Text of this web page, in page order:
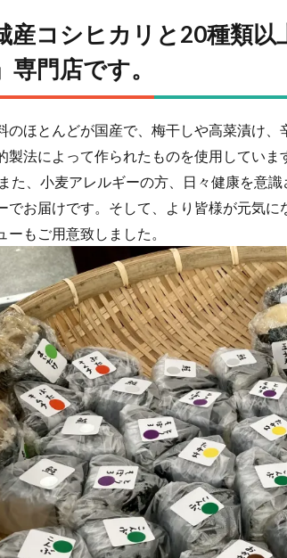
産コシヒカリと20種類
専⾨店です。
のほとんどが国産で、梅⼲しや⾼菜漬け
製法によって作られたものを使⽤してい
た、⼩⻨アレルギーの⽅、⽇々健康を意
でお届けです。そして、より皆様が元気
ーもご⽤意致しました。